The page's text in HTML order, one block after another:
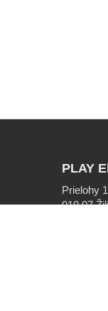
PLAY
Prielohy
010 07